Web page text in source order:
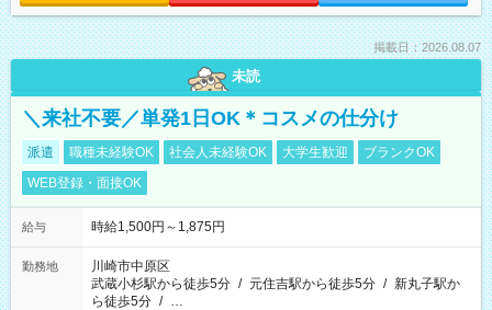
掲載日：2026.08.07
未読
＼来社不要／単発1日OK＊コスメの仕分け
派遣 職種未経験OK 社会人未経験OK 大学生歓迎
ブランクOK
WEB登録・面接OK
給与 時給1,500円～1,875円
勤務地
川崎市中原区
武蔵小杉駅から徒歩5分 / 元住吉駅から徒歩5分 / 新丸子駅か
ら徒歩5分 / …